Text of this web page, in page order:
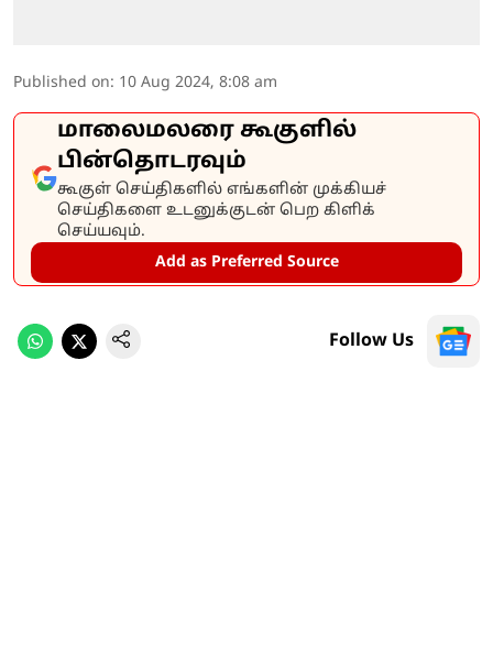
Published on: 10 Aug 2024, 8:08 am
மாலைமலரை கூகுளில்
பின்தொடரவும்
கூகுள் செய்திகளில் எங்களின் முக்கியச்
செய்திகளை உடனுக்குடன் பெற கிளிக்
செய்யவும்.
Add as Preferred Source
Follow Us